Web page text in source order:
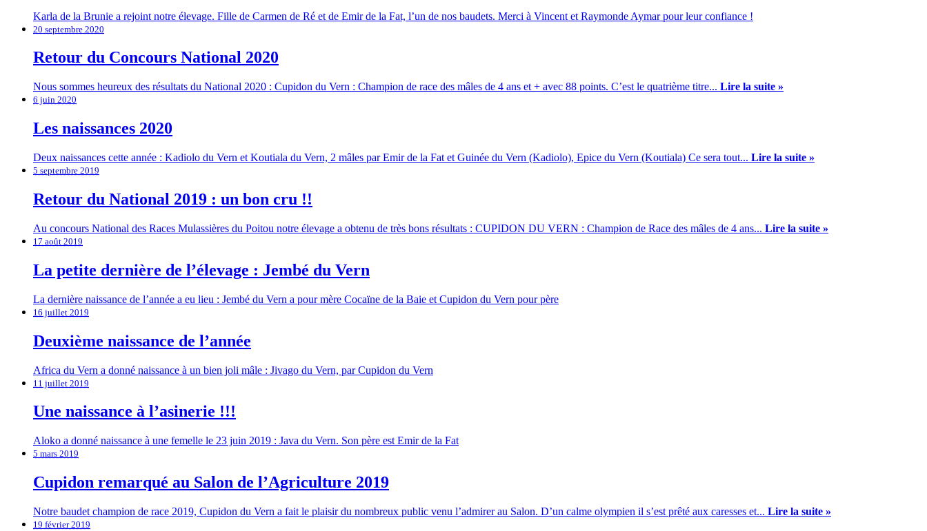
Karla de la Brunie a rejoint notre élevage. Fille de Carmen de Ré et de Emir de la Fat, l’un de nos baudets. Merci à Vincent et Raymonde Aymar pour leur confiance !
20 septembre 2020
Retour du Concours National 2020
Nous sommes heureux des résultats du National 2020 : Cupidon du Vern : Champion de race des mâles de 4 ans et + avec 88 points. C’est le quatrième titre... Lire la suite »
6 juin 2020
Les naissances 2020
Deux naissances cette année : Kadiolo du Vern et Koutiala du Vern, 2 mâles par Emir de la Fat et Guinée du Vern (Kadiolo), Epice du Vern (Koutiala) Ce sera tout... Lire la suite »
5 septembre 2019
Retour du National 2019 : un bon cru !!
Au concours National des Races Mulassières du Poitou notre élevage a obtenu de très bons résultats : CUPIDON DU VERN : Champion de Race des mâles de 4 ans... Lire la suite »
17 août 2019
La petite dernière de l’élevage : Jembé du Vern
La dernière naissance de l’année a eu lieu : Jembé du Vern a pour mère Cocaïne de la Baie et Cupidon du Vern pour père
16 juillet 2019
Deuxième naissance de l’année
Africa du Vern a donné naissance à un bien joli mâle : Jivago du Vern, par Cupidon du Vern
11 juillet 2019
Une naissance à l’asinerie !!!
Aloko a donné naissance à une femelle le 23 juin 2019 : Java du Vern. Son père est Emir de la Fat
5 mars 2019
Cupidon remarqué au Salon de l’Agriculture 2019
Notre baudet champion de race 2019, Cupidon du Vern a fait le plaisir du nombreux public venu l’admirer au Salon. D’un calme olympien il s’est prêté aux caresses et... Lire la suite »
19 février 2019